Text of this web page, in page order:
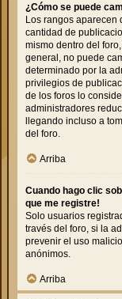
¿Cómo se puede
Los rangos aparecen
cantidad de
mismo dentro del
general, no puede
determinado por la
privilegios de
de los foros lo
administradores
llegando incluso a
del foro.
Arriba
Cuando hago clic
que me registre!
Solo usuarios
través del foro, si la
prevenir el uso
anónimos.
Arriba